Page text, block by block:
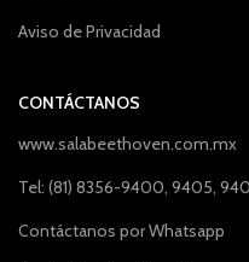
Aviso de Privacidad
CONTÁCTANOS
www.salabeethoven.com.mx
Tel: (81) 8356-9400, 9405,
Contáctanos por Whatsapp